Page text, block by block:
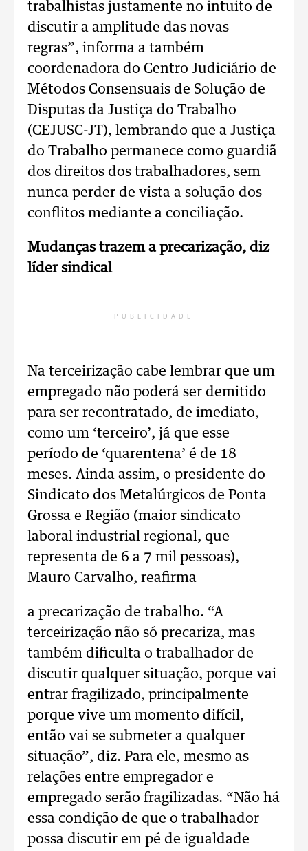
trabalhistas justamente no intuito de
discutir a amplitude das novas
regras”, informa a também
coordenadora do Centro Judiciário de
Métodos Consensuais de Solução de
Disputas da Justiça do Trabalho
(CEJUSC-JT), lembrando que a Justiça
do Trabalho permanece como guardiã
dos direitos dos trabalhadores, sem
nunca perder de vista a solução dos
conflitos mediante a conciliação.
Mudanças trazem a precarização, diz
líder sindical
PUBLICIDADE
Na terceirização cabe lembrar que um
empregado não poderá ser demitido
para ser recontratado, de imediato,
como um ‘terceiro’, já que esse
período de ‘quarentena’ é de 18
meses. Ainda assim, o presidente do
Sindicato dos Metalúrgicos de Ponta
Grossa e Região (maior sindicato
laboral industrial regional, que
representa de 6 a 7 mil pessoas),
Mauro Carvalho, reafirma
a precarização de trabalho. “A
terceirização não só precariza, mas
também dificulta o trabalhador de
discutir qualquer situação, porque vai
entrar fragilizado, principalmente
porque vive um momento difícil,
então vai se submeter a qualquer
situação”, diz. Para ele, mesmo as
relações entre empregador e
empregado serão fragilizadas. “Não há
essa condição de que o trabalhador
possa discutir em pé de igualdade